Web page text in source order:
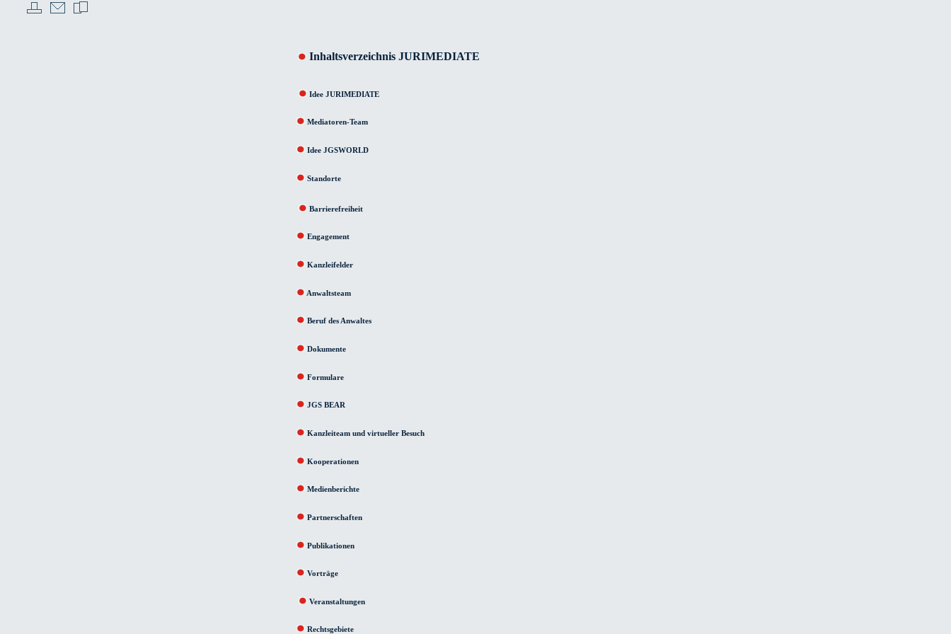
Inhaltsverzeichnis JURIMEDIATE
Idee JURIMEDIATE
Mediatoren-Team
Idee JGSWORLD
Standorte
Barrierefreiheit
Engagement
Kanzleifelder
Anwaltsteam
Beruf des Anwaltes
Dokumente
Formulare
JGS BEAR
Kanzleiteam und virtueller Besuch
Kooperationen
Medienberichte
Partnerschaften
Publikationen
Vorträge
Veranstaltungen
Rechtsgebiete